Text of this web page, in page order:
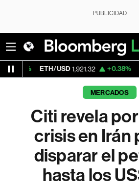
PUBLICIDAD
1,921.32 +0.38% Visa 362.50
MERCADOS
Citi revela
crisis en Irán
disparar el
hasta los